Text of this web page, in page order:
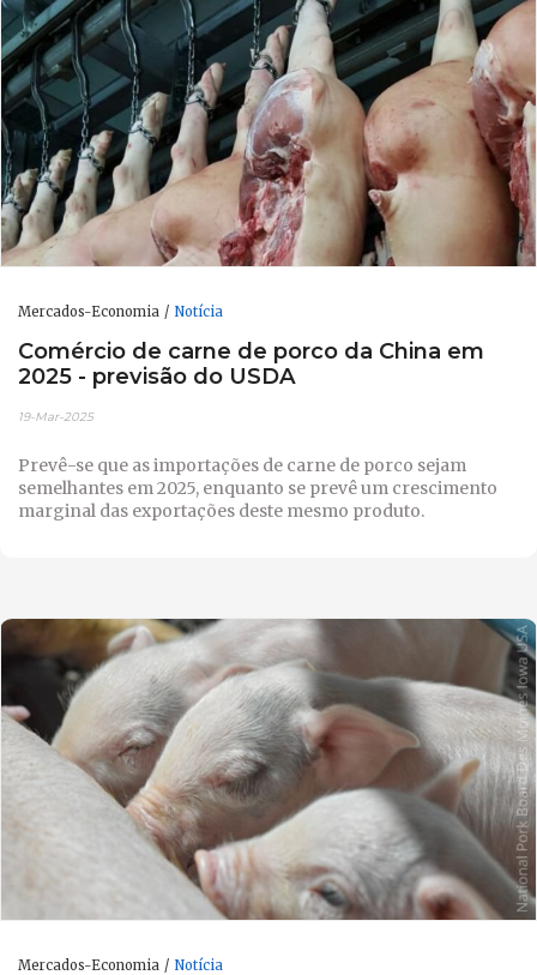
Mercados-Economia Notícia
Comércio de carne de porco da China em
2025 - previsão do USDA
19-Mar-2025
Prevê-se que as importações de carne de porco sejam
semelhantes em 2025, enquanto se prevê um crescimento
marginal das exportações deste mesmo produto.
Mercados-Economia Notícia